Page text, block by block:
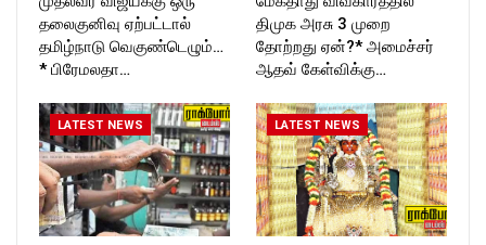
தலைகுனிவு ஏற்பட்டால்
தமிழ்நாடு வெகுண்டெழும்…
* பிரேமலதா…
திமுக அரசு 3 முறை
தோற்றது ஏன்?* அமைச்சர்
ஆதவ் கேள்விக்கு…
LATEST NEWS LATEST NEWS